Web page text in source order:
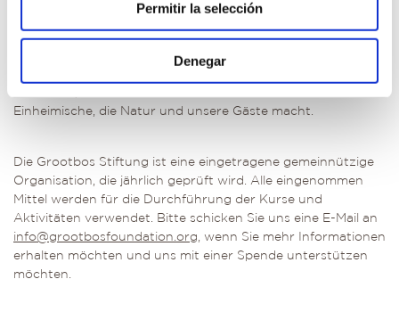
Permitir la selección
Denegar
Future Tour und blicken Sie hinter die Kulissen unserer
Projekte, um sich mit Beteiligten auszutauschen und
Einheimische, die Natur und unsere Gäste macht.
Die Grootbos Stiftung ist eine eingetragene gemeinnützige
Organisation, die jährlich geprüft wird. Alle eingenommen
Mittel werden für die Durchführung der Kurse und
Aktivitäten verwendet. Bitte schicken Sie uns eine E-Mail an
info@grootbosfoundation.org , wenn Sie mehr Informationen
erhalten möchten und uns mit einer Spende unterstützen
möchten.